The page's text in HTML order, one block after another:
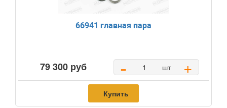
66941 главная пара
79 300 руб - шт +
Купить